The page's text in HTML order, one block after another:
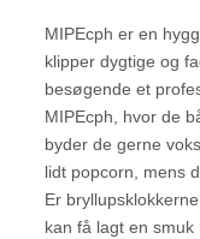
MIPEcph er en
klipper dygtige og
besøgende et
MIPEcph, hvor de
byder de gerne
lidt popcorn, mens
Er
kan få lagt en